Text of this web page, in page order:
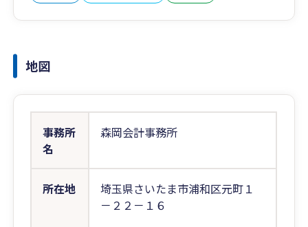
地図
事務所
名
森岡会計事務所
所在地
埼玉県さいたま市浦和区元町１
－２２－１６